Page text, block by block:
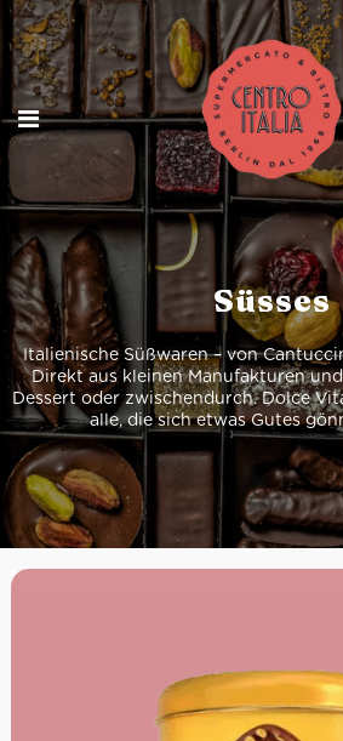
Süsses
Italienische Süßwaren – von
Direkt aus kleinen Manufakturen
Dessert oder zwischendurch. Dolce
alle, die sich etwas Gutes